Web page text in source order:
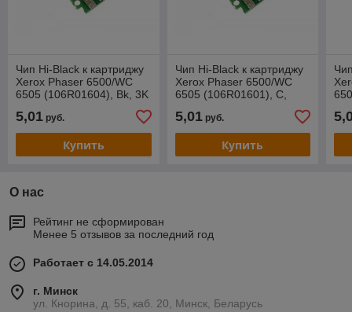
Чип Hi-Black к картриджу
Xerox Phaser 6500/WC
6505 (106R01604), Bk, 3K
5,01 руб.
Купить
Чип Hi-Black к картриджу
Xerox Phaser 6500/WC
6505 (106R01601), C,
5,01руб.
Купить
О нас
Рейтинг не сформирован
Менее 5 отзывов за последний год
Работает с 14.05.2014
г. Минск
ул. Кнорина, д. 55, каб. 20, Минск, Беларусь